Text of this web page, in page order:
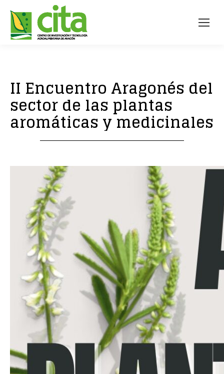
II Encuentro Aragonés del
sector de las plantas
aromáticas y medicinales